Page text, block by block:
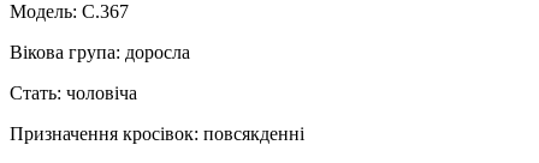
Модель: C.367
Вікова група: доросла
Стать: чоловіча
Призначення кросівок: повсякденні